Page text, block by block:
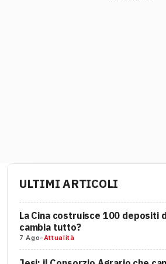
ULTIMI ARTICOLI
La Cina costruisce 100 depositi
cambia tutto?
7 Ago-Attualità